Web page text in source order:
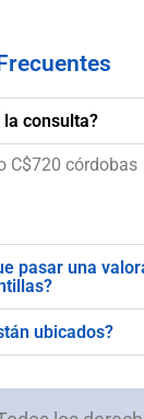
la consulta?
C$720 córdobas
pasar una
ubicados?